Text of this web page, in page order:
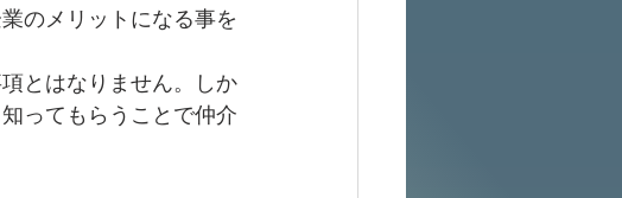
のメリットになる事を
とはなりません。しか
ってもらうことで仲介